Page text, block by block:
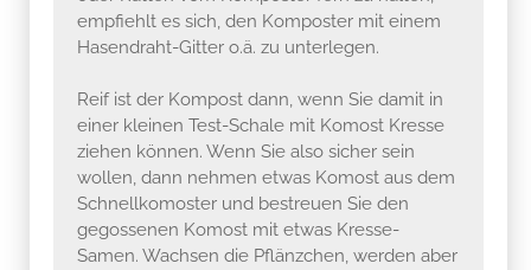
empfiehlt es sich, den Komposter mit einem
Hasendraht-Gitter o.ä. zu unterlegen.
Reif ist der Kompost dann, wenn Sie damit in
einer kleinen Test-Schale mit Komost Kresse
ziehen können. Wenn Sie also sicher sein
wollen, dann nehmen etwas Komost aus dem
Schnellkomoster und bestreuen Sie den
gegossenen Komost mit etwas Kresse-
Samen. Wachsen die Pflänzchen, werden aber